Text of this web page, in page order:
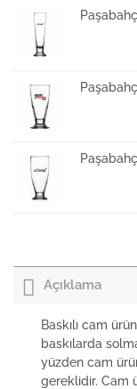
Açıklama
Baskılı cam
baskılarda
yüzden cam
gereklidir. Cam